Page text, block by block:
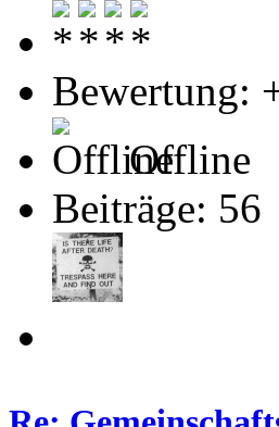
Bewertung:
Offline
Beiträge: 56